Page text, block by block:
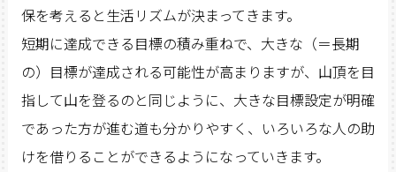
保を考えると生活リズムが決まってきます。
短期に達成できる目標の積み重ねで、大きな（＝長期
の）目標が達成される可能性が高まりますが、山頂を目
指して山を登るのと同じように、大きな目標設定が明確
であった方が進む道も分かりやすく、いろいろな人の助
けを借りることができるようになっていきます。